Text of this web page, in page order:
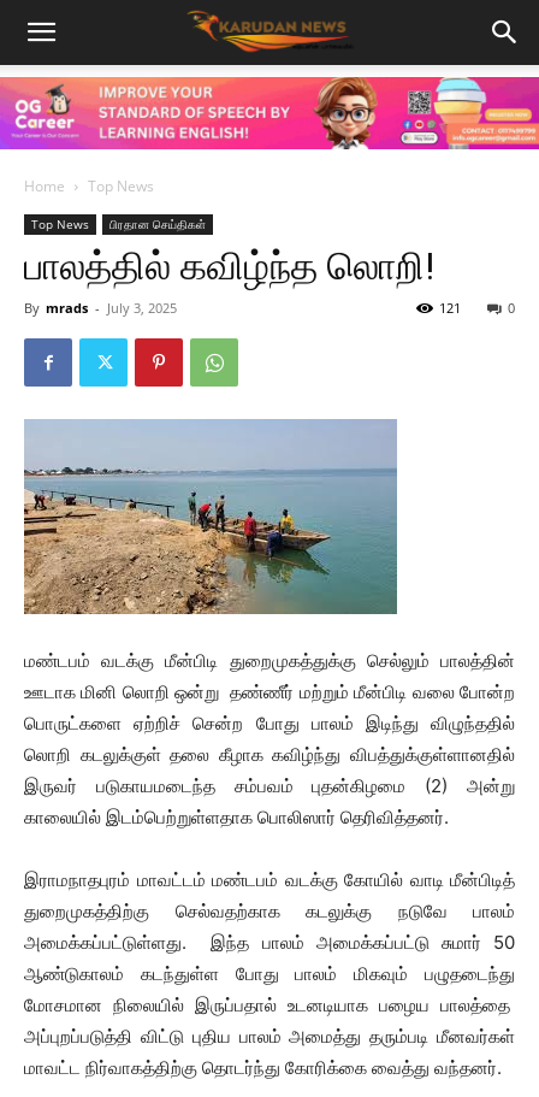
Home Top News
Top News பிரதான செய்திகள்
பாலத்தில் கவிழ்ந்த லொறி!
By mrads - July 3, 2025 0
121
மண்டபம் வடக்கு மீன்பிடி துறைமுகத்துக்கு செல்லும் பாலத்தின்
ஊடாக மினி லொறி ஒன்று தண்ணீர் மற்றும் மீன்பிடி வலை போன்ற
பொருட்களை ஏற்றிச் சென்ற போது பாலம் இடிந்து விழுந்ததில்
லொறி கடலுக்குள் தலை கீழாக கவிழ்ந்து விபத்துக்குள்ளானதில்
இருவர் படுகாயமடைந்த சம்பவம் புதன்கிழமை (2) அன்று
காலையில் இடம்பெற்றுள்ளதாக பொலிஸார் தெரிவித்தனர்.
இராமநாதபுரம் மாவட்டம் மண்டபம் வடக்கு கோயில் வாடி மீன்பிடித்
துறைமுகத்திற்கு செல்வதற்காக கடலுக்கு நடுவே பாலம்
அமைக்கப்பட்டுள்ளது. இந்த பாலம் அமைக்கப்பட்டு சுமார் 50
ஆண்டுகாலம் கடந்துள்ள போது பாலம் மிகவும் பழுதடைந்து
மோசமான நிலையில் இருப்பதால் உடனடியாக பழைய பாலத்தை
அப்புறப்படுத்தி விட்டு புதிய பாலம் அமைத்து தரும்படி மீனவர்கள்
மாவட்ட நிர்வாகத்திற்கு தொடர்ந்து கோரிக்கை வைத்து வந்தனர்.